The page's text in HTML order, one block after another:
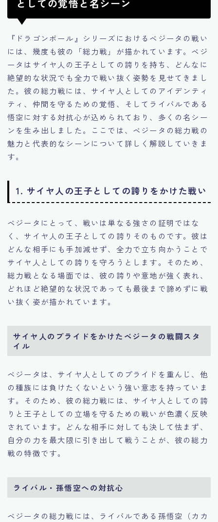
としての覚悟と名シーン
『ドラゴンボール』シリーズにおけるベジータの戦い
には、幾度も彼の「総力戦」が描かれています。ベジ
ータはサイヤ人の王子としての誇りを持ち、どんなに
絶望的な状況でも全力で戦い抜く姿勢を見せてきまし
た。彼の総力戦には、サイヤ人としてのアイデンティ
ティ、仲間を守るための覚悟、そしてライバルである
悟空に対する対抗心が込められており、多くの名シー
ンを生み出しました。ここでは、ベジータの総力戦の
魅力と代表的なシーンについて詳しく解説していきま
す。
1. サイヤ人の王子としての誇りをかけた戦い
ベジータにとって、戦いは単なる強さの証明ではな
く、サイヤ人の王子としての誇りそのものです。彼は
どんな相手にも手加減せず、全力で立ち向かうことで
サイヤ人としての誇りを守ろうとします。そのため、
総力戦となる場面では、彼の誇りや意地が強く表れ、
どれほど絶望的な状況であっても最後まで諦めずに戦
い抜く姿が描かれています。
サイヤ人のプライドをかけたベジータの戦闘スタ
イル
ベジータは、サイヤ人としてのプライドを重んじ、他
の種族には負けたくないという強い意志を持っていま
す。そのため、彼の総力戦には、サイヤ人としての誇
りと王子としての立場を守るための戦いが色濃く反映
されています。どんな相手に対しても決して怯まず、
自分の力を最大限に引き出して戦うことが、彼の総力
戦の特徴です。
ライバル・孫悟空への対抗心
ベジータの総力戦には、ライバルである孫悟空（カカ